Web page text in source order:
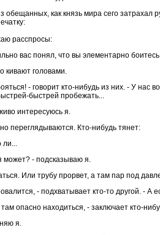
обещанных, как князь мира сего затрахал
расспросы:
вас понял, что вы элементарно
кивают головами.
- говорит кто-нибудь из них. - У нас
быстрей пробежать...
интересуюсь я.
переглядываются. Кто-нибудь тянет:
ли...
может? - подсказываю я.
Или трубу прорвет, а там пар под
- подхватывает кто-то другой. -
опасно находиться, - заключает кто-
я.